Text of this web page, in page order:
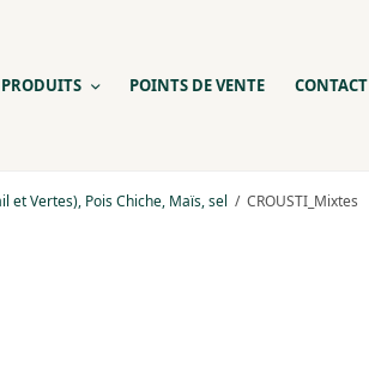
POINTS DE VENTE CONTACT
et Vertes), Pois Chiche, Maïs, sel
CROUSTI_Mixtes